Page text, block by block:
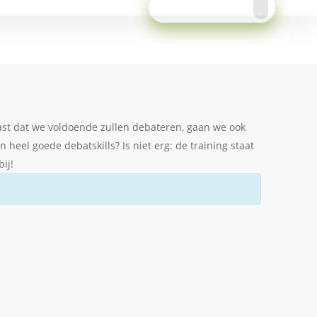
dat we voldoende zullen debateren, gaan we ook
heel goede debatskills? Is niet erg: de training staat